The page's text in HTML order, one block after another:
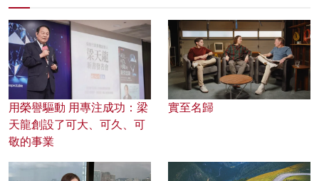
用榮譽驅動 用專注成功：梁
天龍創設了可大、可久、可
敬的事業
實至名歸